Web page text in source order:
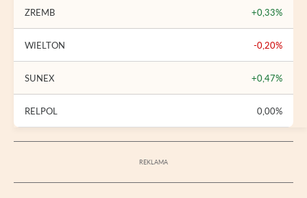
ZREMB +0,33%
WIELTON -0,20%
SUNEX +0,47%
RELPOL 0,00%